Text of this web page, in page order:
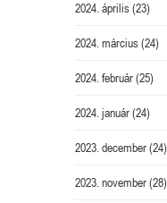
2024. április(23)
2024. március(24)
2024. február(25)
2024. január(24)
2023. december(24)
2023. november(28)